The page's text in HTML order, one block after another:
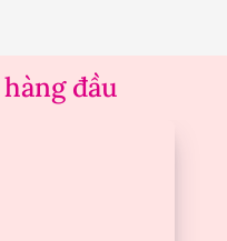
đầu